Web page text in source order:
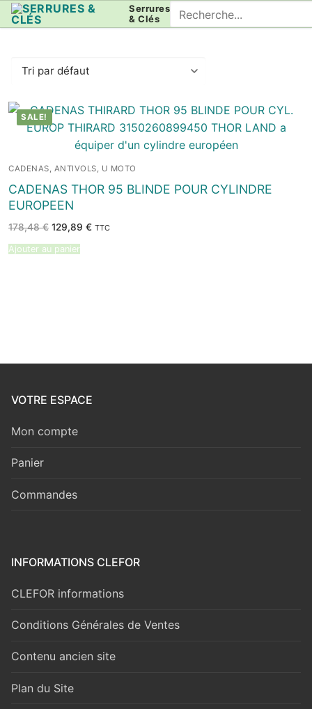
Aller
au
Serrures
& Clés
Rechercher
:
SALE!
CADENAS, ANTIVOLS, U MOTO
CADENAS THOR 95 BLINDE POUR CYLINDRE
EUROPEEN
178,48€ Le
initial
était :
129,89 €Le
TTC
Ajouter au panier
VOTRE ESPACE
Mon compte
Panier
Commandes
INFORMATIONS CLEFOR
CLEFOR informations
Conditions Générales de Ventes
Contenu ancien site
Plan du Site